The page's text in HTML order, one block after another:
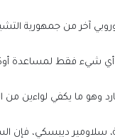
آخر من جمهورية
شيء فقط لمساعدة
سلاومير ديبسكي، فإن